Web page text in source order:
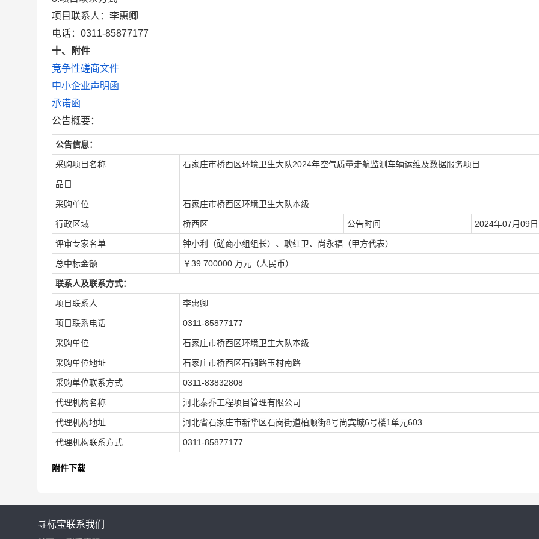
项目联系人：李惠卿
电话：0311-85877177
十、附件
竞争性磋商文件
中小企业声明函
承诺函
公告概要：
公告信息：
采购项目名称 石家庄市桥西区环境卫生大队2024年空气质量走航监测车辆运维及数据服务项目
品目
采购单位 石家庄市桥西区环境卫生大队本级
行政区域 桥西区 公告时间 2024年07月09
评审专家名单 钟小利（磋商小组组长）、耿红卫、尚永福（甲方代表）
总中标金额 ￥39.700000 万元（人民币）
联系人及联系方式：
项目联系人 李惠卿
项目联系电话 0311-85877177
采购单位 石家庄市桥西区环境卫生大队本级
采购单位地址 石家庄市桥西区石铜路玉村南路
采购单位联系方式 0311-83832808
代理机构名称 河北泰乔工程项目管理有限公司
代理机构地址 河北省石家庄市新华区石岗街道柏顺街8号尚宾城6号楼1单元603
代理机构联系方式 0311-85877177
附件下载
寻标宝联系我们